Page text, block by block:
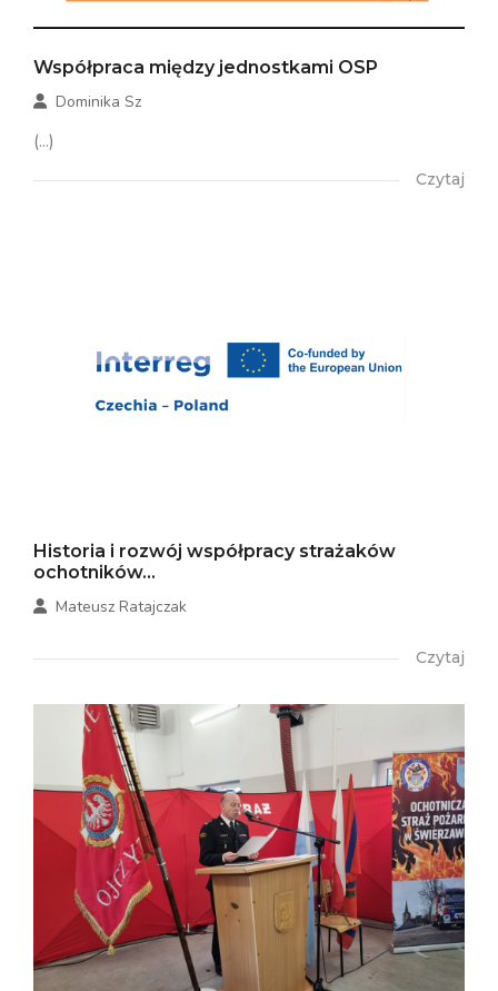
Współpraca między jednostkami OSP
Dominika Sz
(...)
Czytaj
Historia i rozwój współpracy strażaków
ochotników...
Mateusz Ratajczak
Czytaj